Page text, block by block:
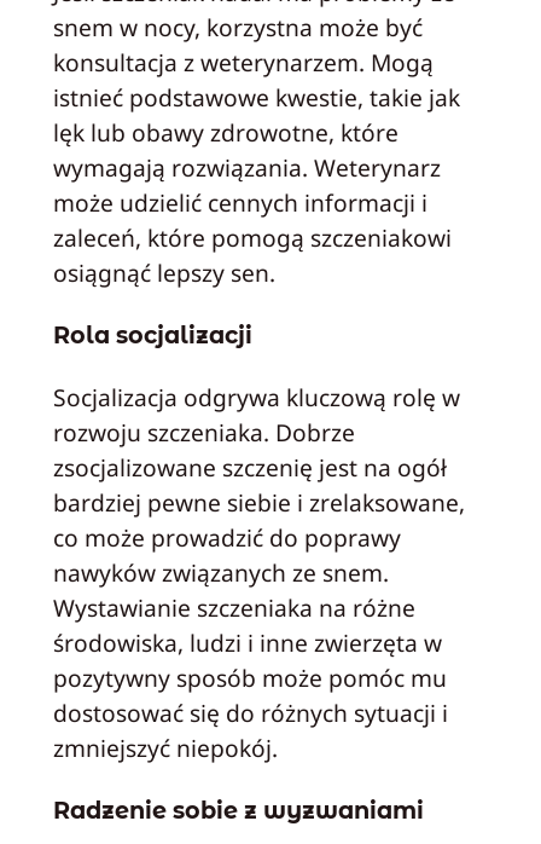
snem w nocy, korzystna może być
konsultacja z weterynarzem. Mogą
istnieć podstawowe kwestie, takie jak
lęk lub obawy zdrowotne, które
wymagają rozwiązania. Weterynarz
może udzielić cennych informacji i
zaleceń, które pomogą szczeniakowi
osiągnąć lepszy sen.
Rola socjalizacji
Socjalizacja odgrywa kluczową rolę w
rozwoju szczeniaka. Dobrze
zsocjalizowane szczenię jest na ogół
bardziej pewne siebie i zrelaksowane,
co może prowadzić do poprawy
nawyków związanych ze snem.
Wystawianie szczeniaka na różne
środowiska, ludzi i inne zwierzęta w
pozytywny sposób może pomóc mu
dostosować się do różnych sytuacji i
zmniejszyć niepokój.
Radzenie sobie z wyzwaniami